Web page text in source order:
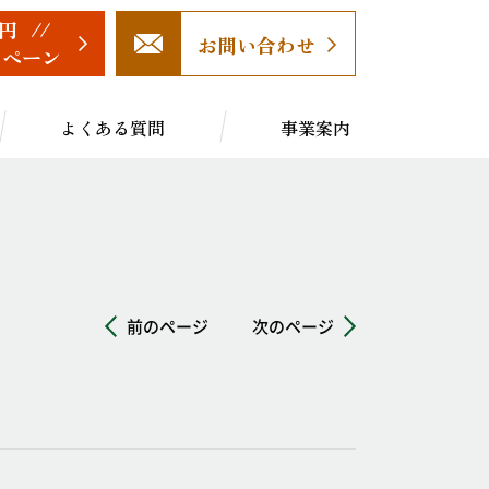
ーン
お問い合わせ
よくある質問 事業案内
前のページ 次のページ